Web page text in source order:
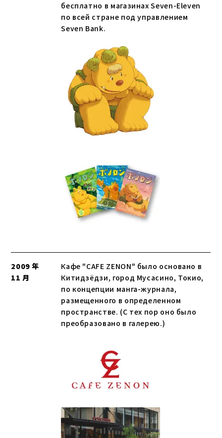
бесплатно в магазинах Seven-Eleven
по всей стране под управлением
Seven Bank.
2009 年
11 月
Кафе "CAFE ZENON" было основано в
Китидзёдзи, город Мусасино, Токио,
по концепции манга-журнала,
размещенного в определенном
пространстве. (С тех пор оно было
преобразовано в галерею.)